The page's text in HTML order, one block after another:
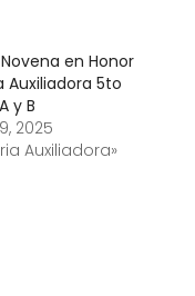
en Honor
Auxiliadora 5to
y B
2025
Auxiliadora»